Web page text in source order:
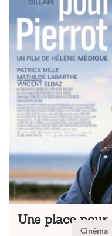
Une place
Cinéma